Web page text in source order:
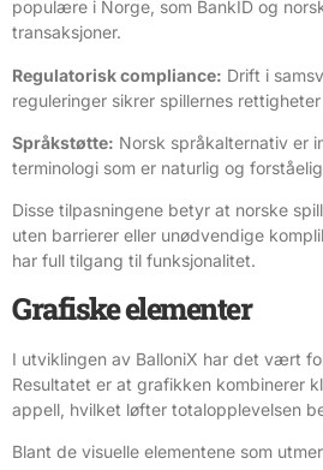
populære i Norge, som BankID og
transaksjoner.
Regulatorisk compliance: Drift i
reguleringer sikrer spillernes
Språkstøtte: Norsk språkalternativ er
terminologi som er naturlig og
Disse tilpasningene betyr at norske
uten barrierer eller unødvendige
har full tilgang til funksjonalitet.
Grafiske elementer
I utviklingen av BalloniX har det vært
Resultatet er at grafikken kombinerer
appell, hvilket løfter totalopplevelsen
Blant de visuelle elementene som